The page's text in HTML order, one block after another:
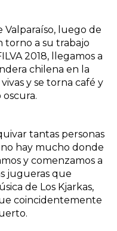
luego de
torno a su trabajo
2018, llegamos a
chilena en la
y se torna café y
tantas personas
hay mucho donde
y comenzamos a
jugueras que
de Los Kjarkas,
coincidentemente